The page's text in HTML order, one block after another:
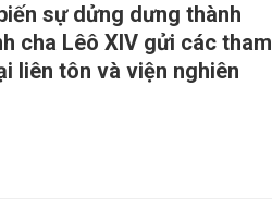
sự dửng dưng thành
cha Lêô XIV gửi các tham
liên tôn và viện nghiên